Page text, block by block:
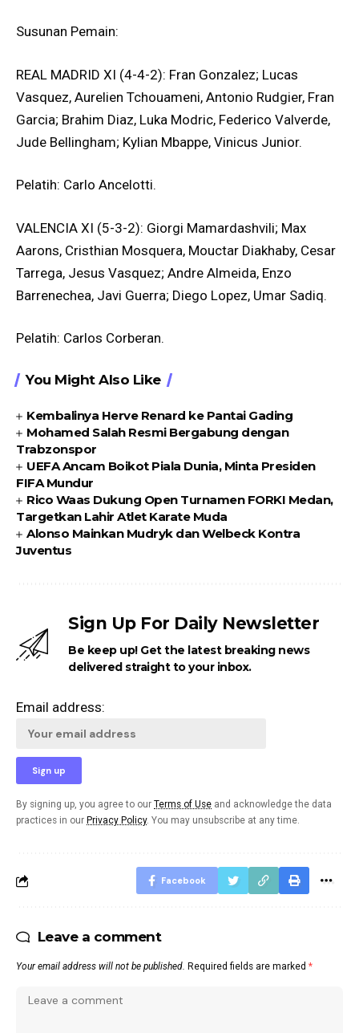
Susunan Pemain:
REAL MADRID XI (4-4-2): Fran Gonzalez; Lucas
Vasquez, Aurelien Tchouameni, Antonio Rudgier, Fran
Garcia; Brahim Diaz, Luka Modric, Federico Valverde,
Jude Bellingham; Kylian Mbappe, Vinicus Junior.
Pelatih: Carlo Ancelotti.
VALENCIA XI (5-3-2): Giorgi Mamardashvili; Max
Aarons, Cristhian Mosquera, Mouctar Diakhaby, Cesar
Tarrega, Jesus Vasquez; Andre Almeida, Enzo
Barrenechea, Javi Guerra; Diego Lopez, Umar Sadiq.
Pelatih: Carlos Corberan.
You Might Also Like
Kembalinya Herve Renard ke Pantai Gading
Mohamed Salah Resmi Bergabung dengan
Trabzonspor
UEFA Ancam Boikot Piala Dunia, Minta Presiden
FIFA Mundur
Rico Waas Dukung Open Turnamen FORKI Medan,
Targetkan Lahir Atlet Karate Muda
Alonso Mainkan Mudryk dan Welbeck Kontra
Juventus
Sign Up For Daily Newsletter
Be keep up! Get the latest breaking news
delivered straight to your inbox.
Email address:
By signing up, you agree to our Terms of Use and acknowledge the data
practices in our Privacy Policy. You may unsubscribe at any time.
Facebook
Leave a comment
Your email address will not be published. Required fields are marked *